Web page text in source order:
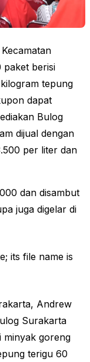
paket berisi
tepung
dapat
Bulog
dijual dengan
per liter dan
dan disambut
juga digelar di
Andrew
Surakarta
minyak goreng
terigu 60